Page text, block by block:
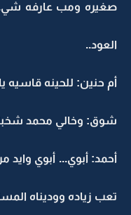
صغيره ومب عارفه شي..
العود..
أم حنين: للحينه قاسيه
شوق: وخالي محمد
أحمد: أبوي... أبوي
تعب زياده ووديناه